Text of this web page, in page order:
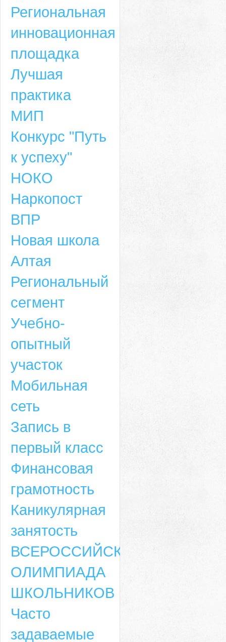
Региональная
инновационная
площадка
Лучшая
практика
МИП
Конкурс "Путь
к успеху"
НОКО
Наркопост
ВПР
Новая школа
Алтая
Региональный
сегмент
Учебно-
опытный
участок
Мобильная
сеть
Запись в
первый класс
Финансовая
грамотность
Каникулярная
занятость
ВСЕРОССИЙСКАЯ
ОЛИМПИАДА
ШКОЛЬНИКОВ
Часто
задаваемые